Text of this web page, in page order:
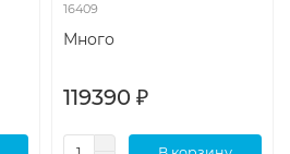
16409
Много
119390 ₽